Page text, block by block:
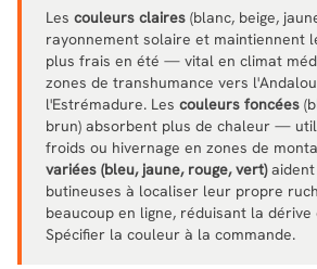
Les couleurs claires (blanc, beige,
rayonnement solaire et maintiennent
plus frais en été — vital en climat
zones de transhumance vers
l'Estrémadure. Les couleurs foncées
brun) absorbent plus de chaleur —
froids ou hivernage en zones de
variées (bleu, jaune, rouge, vert)aident
butineuses à localiser leur propre
beaucoup en ligne, réduisant la
Spécifier la couleur à la commande.